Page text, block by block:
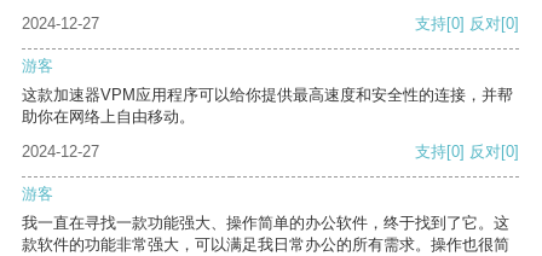
2024-12-27
支持[0] 反对[0]
游客
这款加速器VPM应用程序可以给你提供最高速度和安全性的连接，并帮
助你在网络上自由移动。
2024-12-27
支持[0] 反对[0]
游客
我一直在寻找一款功能强大、操作简单的办公软件，终于找到了它。这
款软件的功能非常强大，可以满足我日常办公的所有需求。操作也很简